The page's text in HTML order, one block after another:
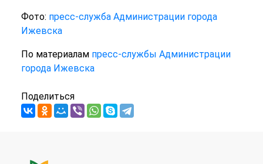
Фото: пресс-служба Администрации города
Ижевска
По материалам пресс-службы Администрации
города Ижевска
Поделиться